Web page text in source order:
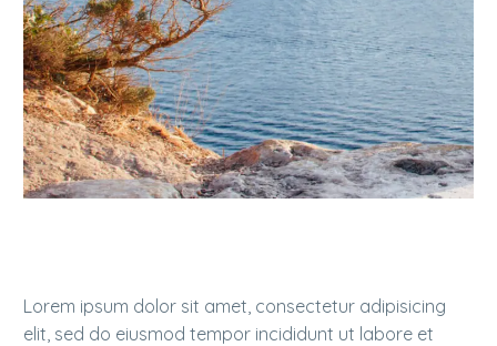
Lorem ipsum dolor sit amet, consectetur adipisicing
elit, sed do eiusmod tempor incididunt ut labore et